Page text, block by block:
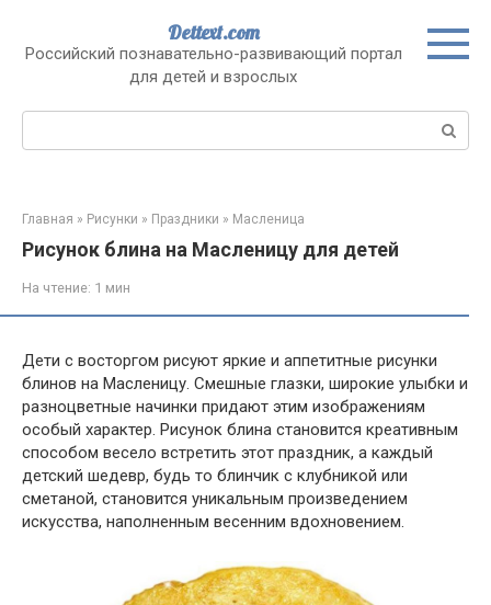
контенту
Dettext.com
Российский познавательно-развивающий портал
для детей и взрослых
Поиск:
Главная » Рисунки » Праздники » Масленица
Рисунок блина на Масленицу для детей
На чтение: 1 мин
Дети с восторгом рисуют яркие и аппетитные рисунки
блинов на Масленицу. Смешные глазки, широкие улыбки и
разноцветные начинки придают этим изображениям
особый характер. Рисунок блина становится креативным
способом весело встретить этот праздник, а каждый
детский шедевр, будь то блинчик с клубникой или
сметаной, становится уникальным произведением
искусства, наполненным весенним вдохновением.